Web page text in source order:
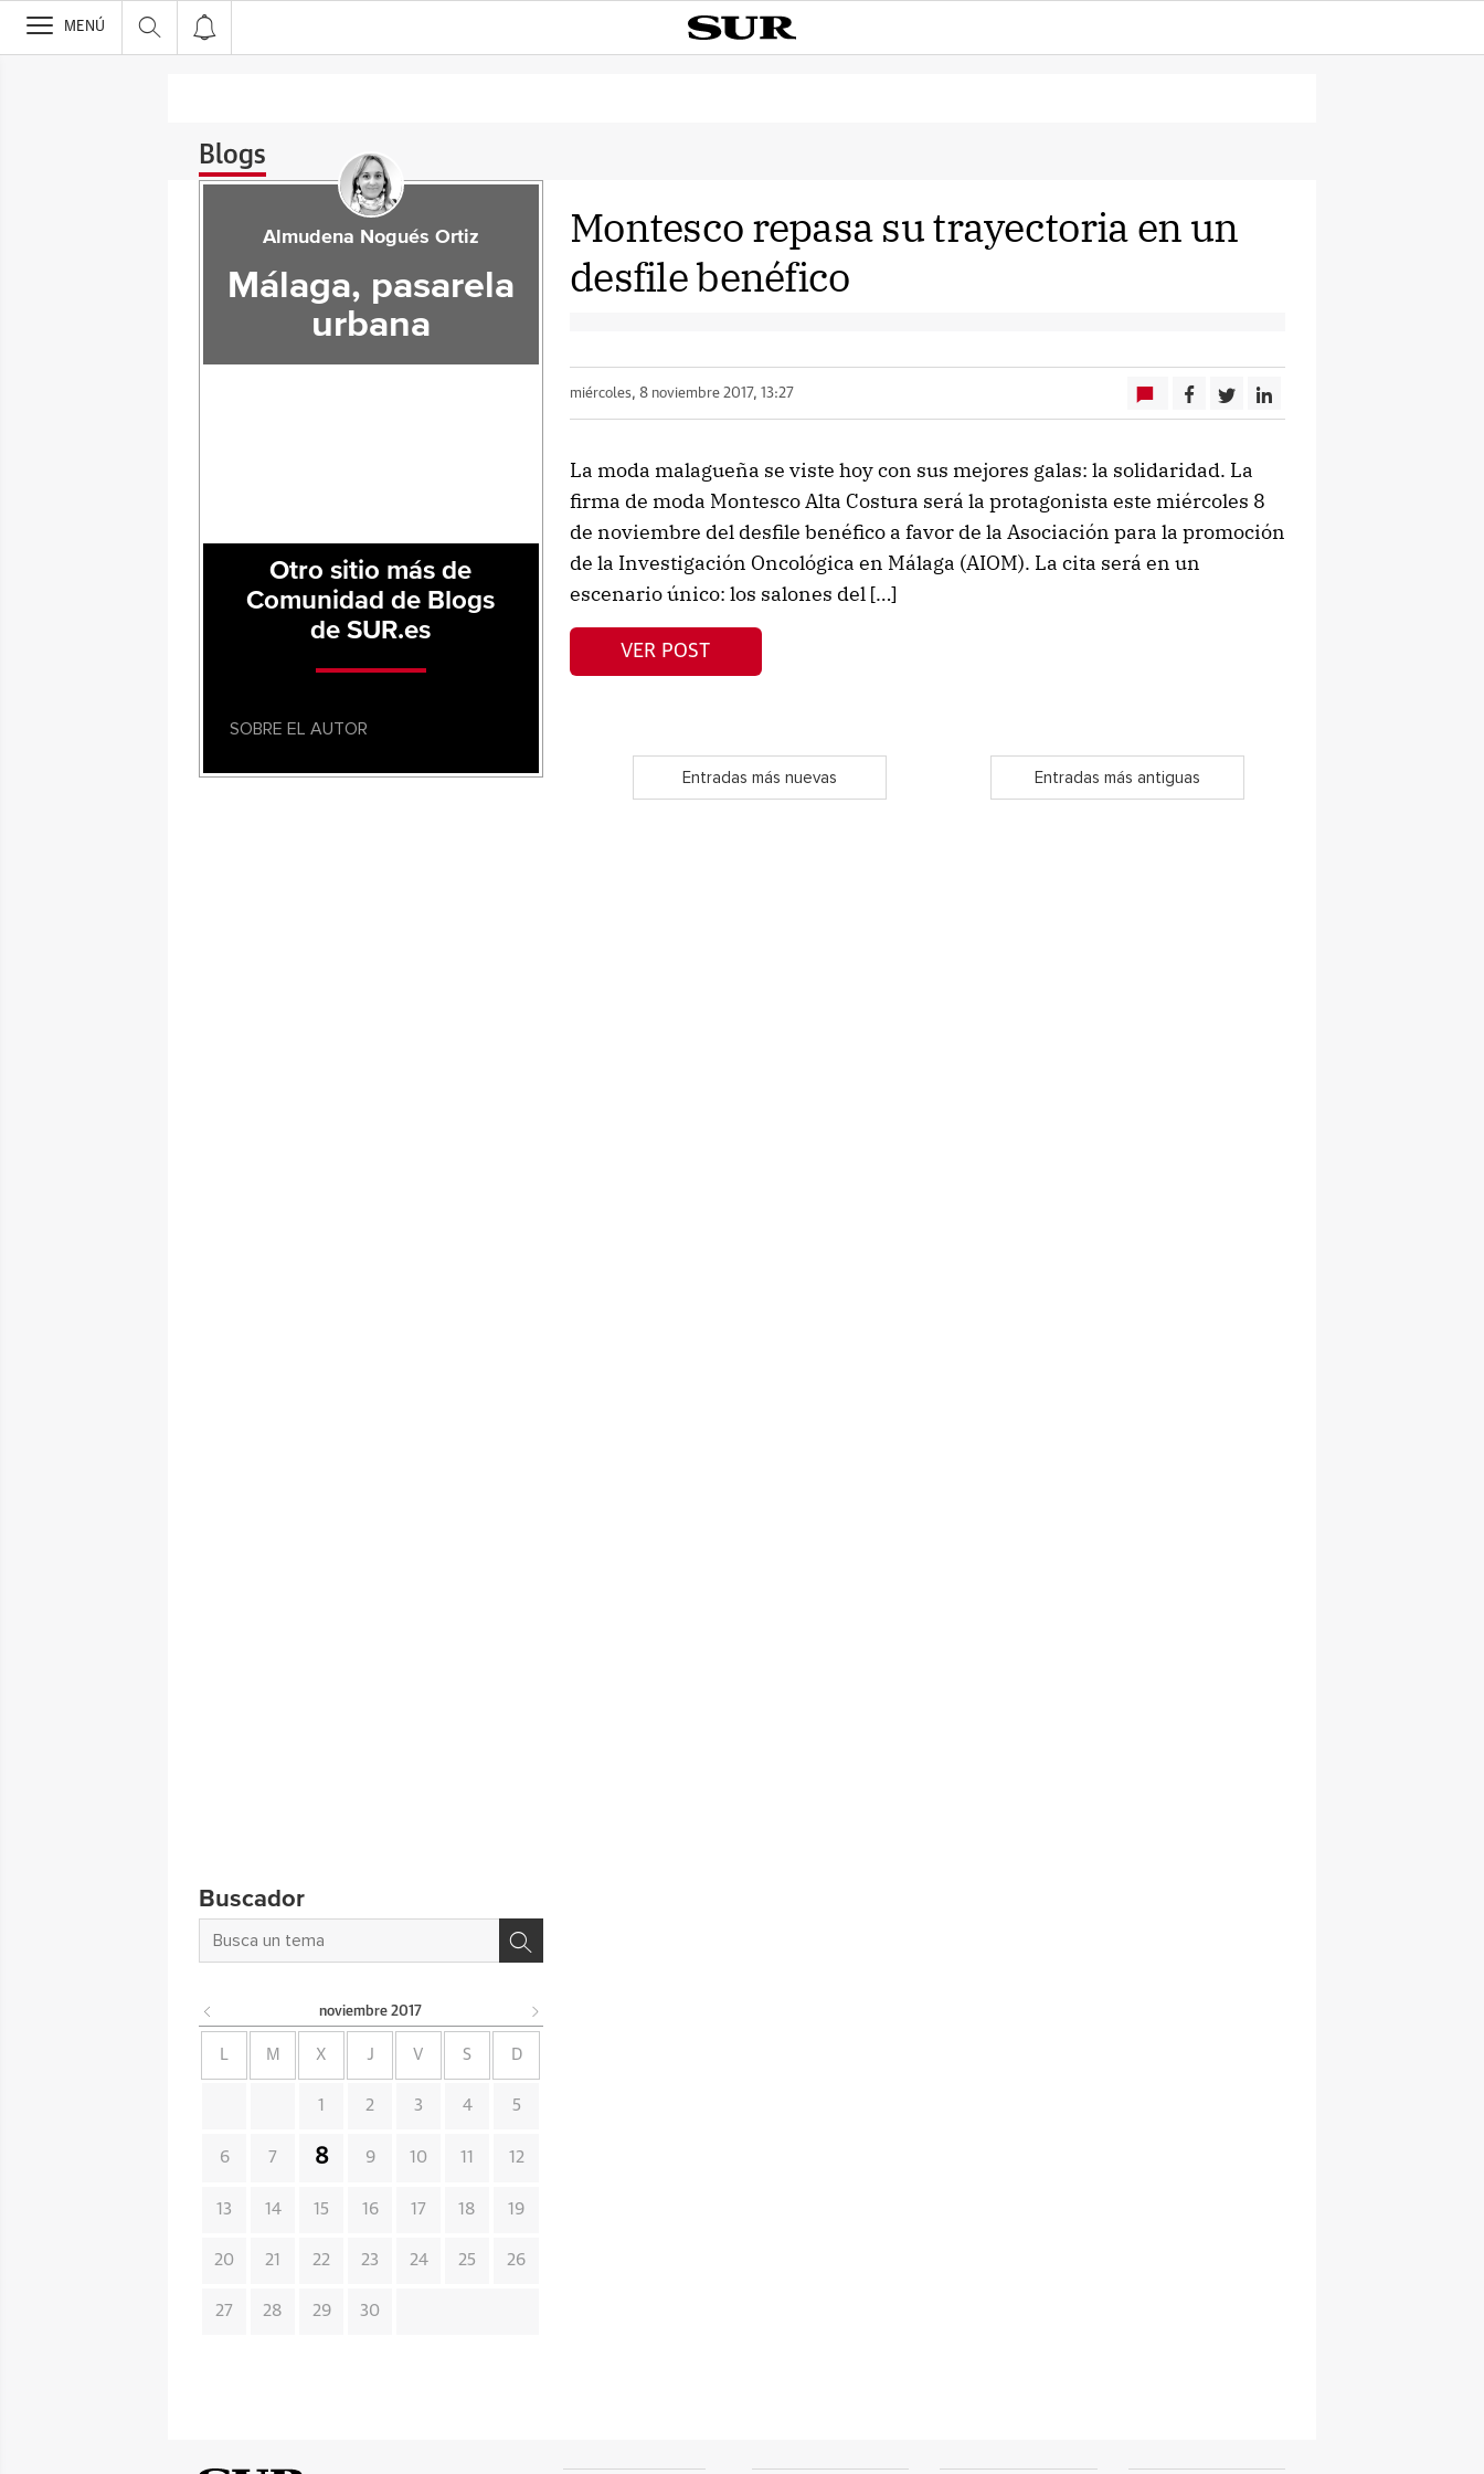
>
MENÚ
Blogs
Montesco repasa su trayectoria en un
desfile benéfico
miércoles, 8 noviembre 2017, 13:27
La moda malagueña se viste hoy con sus mejores galas: la solidaridad. La
firma de moda Montesco Alta Costura será la protagonista este miércoles 8
de noviembre del desfile benéfico a favor de la Asociación para la promoción
de la Investigación Oncológica en Málaga (AIOM). La cita será en un
escenario único: los salones del […]
VER POST
Entradas más nuevas Entradas más antiguas
Almudena Nogués Ortiz
Málaga, pasarela
urbana
Otro sitio más de
Comunidad de Blogs
de SUR.es
SOBRE EL AUTOR
Buscador
noviembre 2017
L M X J V S D
1 2 3 4 5
6 7 8 9 10 11 12
13 14 15 16 17 18 19
20 21 22 23 24 25 26
27 28 29 30